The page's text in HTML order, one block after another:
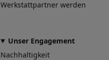
Werkstattpartner werden
Unser Engagement
Nachhaltigkeit